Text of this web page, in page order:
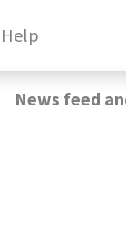
Help
News feed